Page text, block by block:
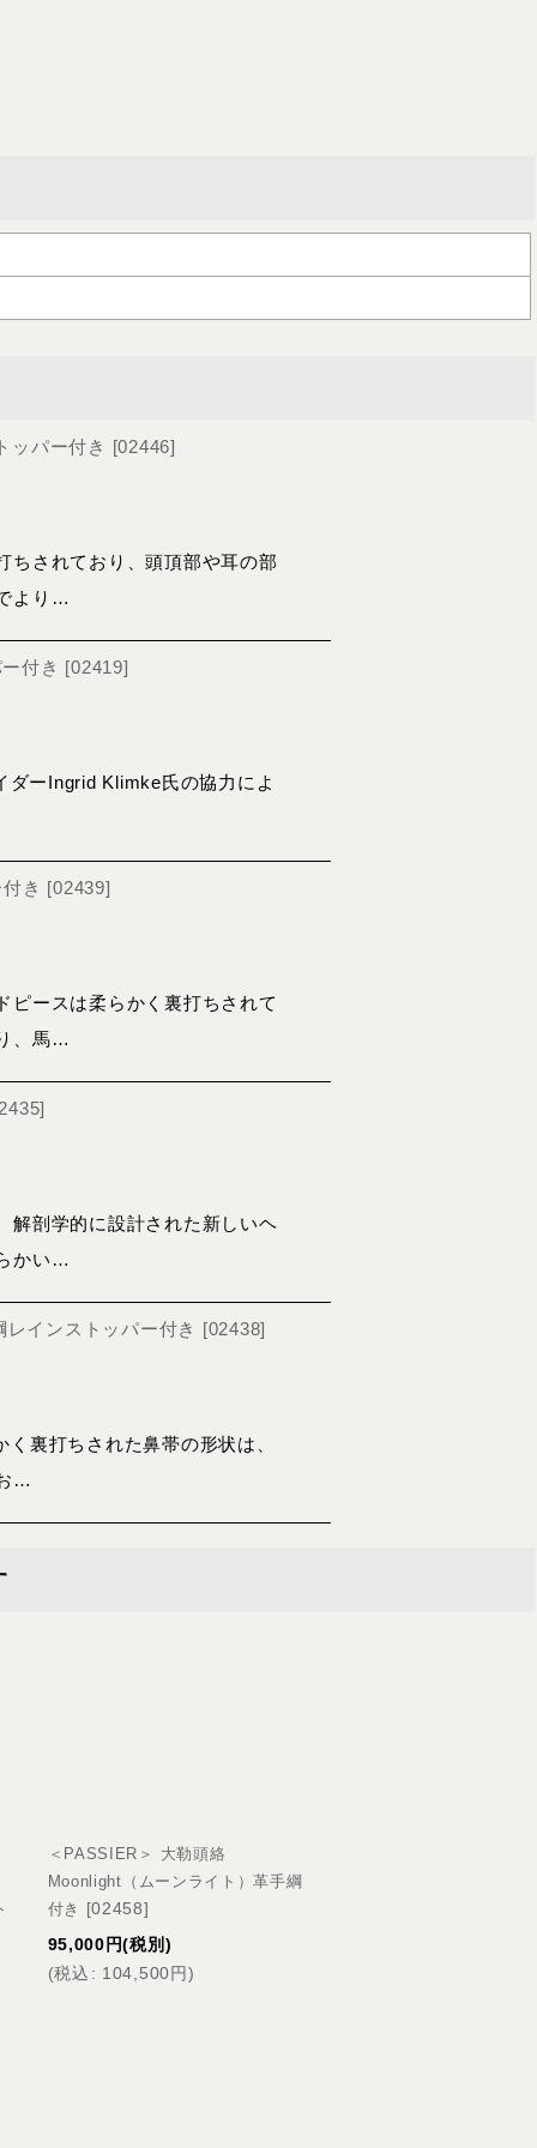
ッパー付き [02446]
ちされており、頭頂部や耳の部
より…
付き [02419]
ダーIngrid Klimke氏の協力によ
き [02439]
ピースは柔らかく裏打ちされて
、馬…
]
解剖学的に設計された新しいヘ
かい…
インストッパー付き [02438]
裏打ちされた鼻帯の形状は、
…
＜PASSIER＞ 大勒頭絡
Moonlight（ムーンライト）革手綱
付き
[02458]
95,000 円(税別)
(税込 : 104,500円)